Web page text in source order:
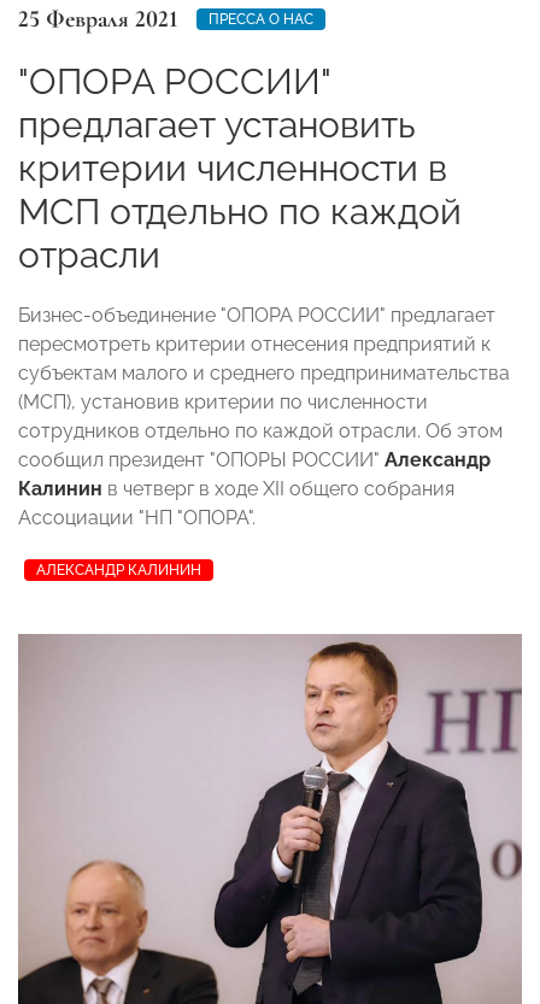
25 Февраля 2021 ПРЕССА О НАС
"ОПОРА РОССИИ"
предлагает установить
критерии численности в
МСП отдельно по каждой
отрасли
Бизнес-объединение "ОПОРА РОССИИ" предлагает
пересмотреть критерии отнесения предприятий к
субъектам малого и среднего предпринимательства
(МСП), установив критерии по численности
сотрудников отдельно по каждой отрасли. Об этом
сообщил президент "ОПОРЫ РОССИИ" Александр
Калинин в четверг в ходе XII общего собрания
Ассоциации "НП "ОПОРА".
АЛЕКСАНДР КАЛИНИН